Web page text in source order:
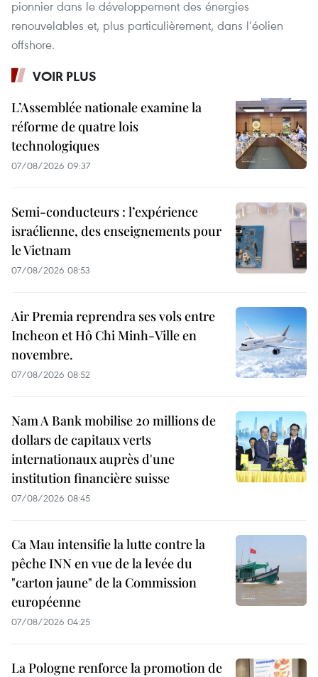
pionnier dans le développement des énergies
renouvelables et, plus particulièrement, dans l’éolien
offshore.
VOIR PLUS
L’Assemblée nationale examine la
réforme de quatre lois
technologiques
07/08/2026 09:37
Semi-conducteurs : l’expérience
israélienne, des enseignements pour
le Vietnam
07/08/2026 08:53
Air Premia reprendra ses vols entre
Incheon et Hô Chi Minh-Ville en
novembre.
07/08/2026 08:52
Nam A Bank mobilise 20 millions de
dollars de capitaux verts
internationaux auprès d'une
institution financière suisse
07/08/2026 08:45
Ca Mau intensifie la lutte contre la
pêche INN en vue de la levée du
"carton jaune" de la Commission
européenne
07/08/2026 04:25
La Pologne renforce la promotion de